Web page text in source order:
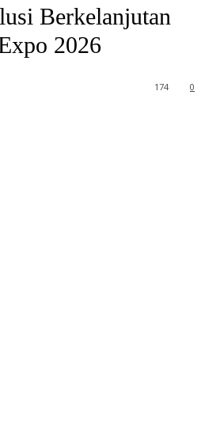
Berkelanjutan
2026
0
174